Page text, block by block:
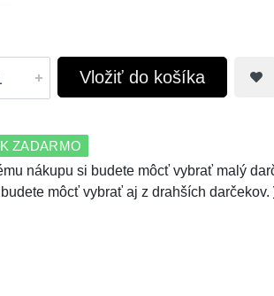
Vložiť do košíka
ZADARMO
nákupu si budete môcť vybrať malý
môcť vybrať aj z drahších darčekov.